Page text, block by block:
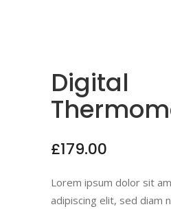
Digital
£179.00
Lorem ipsum dolor sit
adipiscing elit, sed diam